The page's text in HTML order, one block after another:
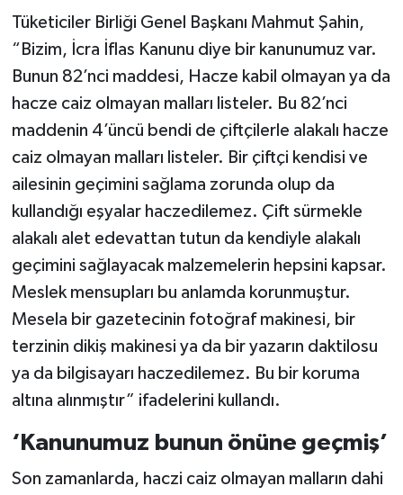
Tüketiciler Birliği Genel Başkanı Mahmut Şahin,
“Bizim, İcra İflas Kanunu diye bir kanunumuz var.
Bunun 82’nci maddesi, Hacze kabil olmayan ya da
hacze caiz olmayan malları listeler. Bu 82’nci
maddenin 4’üncü bendi de çiftçilerle alakalı hacze
caiz olmayan malları listeler. Bir çiftçi kendisi ve
ailesinin geçimini sağlama zorunda olup da
kullandığı eşyalar haczedilemez. Çift sürmekle
alakalı alet edevattan tutun da kendiyle alakalı
geçimini sağlayacak malzemelerin hepsini kapsar.
Meslek mensupları bu anlamda korunmuştur.
Mesela bir gazetecinin fotoğraf makinesi, bir
terzinin dikiş makinesi ya da bir yazarın daktilosu
ya da bilgisayarı haczedilemez. Bu bir koruma
altına alınmıştır” ifadelerini kullandı.
‘Kanunumuz bunun önüne geçmiş’
Son zamanlarda, haczi caiz olmayan malların dahi